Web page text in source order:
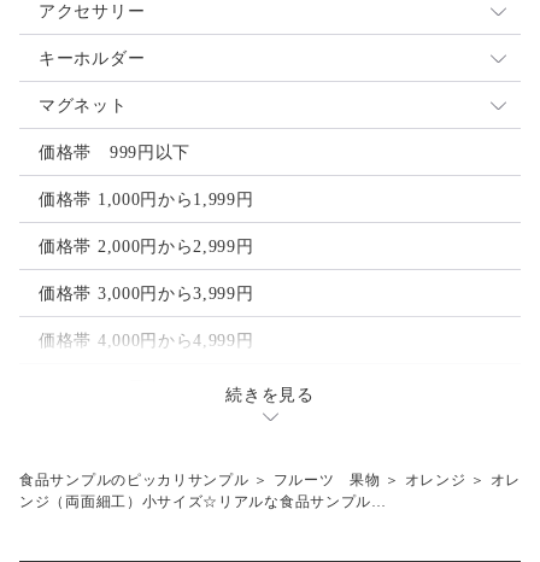
アクセサリー
イヤリング
ピアス
ヘアアクセサリー
ヘアクリップ
ヘアゴム
キーホルダー
ストラップ
マグネット
ゴルフマーカー
価格帯 999円以下
価格帯 1,000円から1,999円
価格帯 2,000円から2,999円
価格帯 3,000円から3,999円
価格帯 4,000円から4,999円
オレンジ
梅干し
工具模型
続きを見る
食品サンプルのピッカリサンプル ＞ フルーツ 果物 ＞ オレンジ ＞
オレ
ンジ（両面細工）小サイズ☆リアルな食品サンプル…